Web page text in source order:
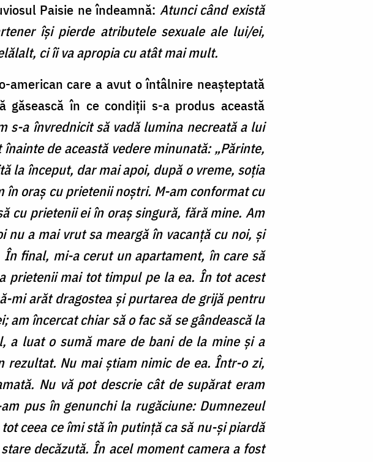
Paisie ne îndeamnă: Atunci când există
își pierde atributele sexuale ale lui/ei,
ci îi va apropia cu atât mai mult.
american care a avut o întâlnire neașteptată
în ce condiții s-a produs această
s-a învrednicit să vadă lumina necreată a lui
de această vedere minunată: „Părinte,
la început, dar mai apoi, după o vreme, soția
în oraș cu prietenii noștri. M-am conformat cu
cu prietenii ei în oraș singură, fără mine. Am
nu a mai vrut sa meargă în vacanță cu noi, și
final, mi-a cerut un apartament, în care să
prietenii mai tot timpul pe la ea. În tot acest
mi arăt dragostea și purtarea de grijă pentru
încercat chiar să o fac să se gândească la
a luat o sumă mare de bani de la mine și a
Nu mai știam nimic de ea. Într-o zi,
Nu vă pot descrie cât de supărat eram
pus în genunchi la rugăciune: Dumnezeul
ceea ce îmi stă în putință ca să nu-și piardă
decăzută. În acel moment camera a fost